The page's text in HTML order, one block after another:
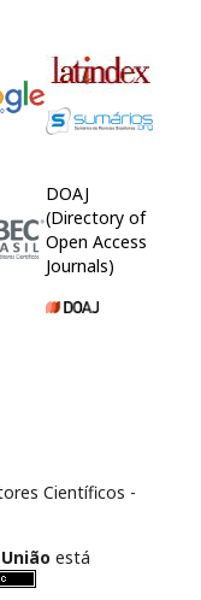
DOAJ
(Directory of
Open Access
Journals)
Científicos -
está